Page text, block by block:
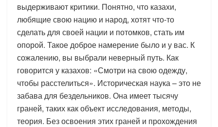
выдерживают критики. Понятно, что казахи,
любящие свою нацию и народ, хотят что-то
сделать для своей нации и потомков, стать им
опорой. Такое доброе намерение было и у вас. К
сожалению, вы выбрали неверный путь. Как
говорится у казахов: «Смотри на свою одежду,
чтобы расстелиться». Историческая наука – это не
забава для бездельников. Она имеет тысячу
граней, таких как объект исследования, методы,
теория. Без освоения этих граней и прохождения